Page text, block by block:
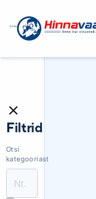
Filtrid
Otsi
kategooriast